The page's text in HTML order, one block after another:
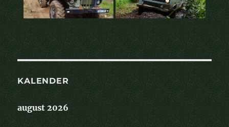
KALENDER
august 2026